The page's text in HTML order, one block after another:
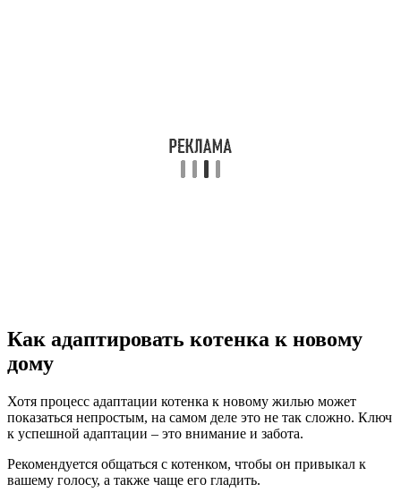
Как адаптировать котенка к новому
дому
Хотя процесс адаптации котенка к новому жилью может
показаться непростым, на самом деле это не так сложно. Ключ
к успешной адаптации – это внимание и забота.
Рекомендуется общаться с котенком, чтобы он привыкал к
вашему голосу, а также чаще его гладить.